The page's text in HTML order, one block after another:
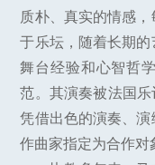
质朴、真实的情感
于乐坛，随着长期
舞台经验和心智哲
范。其演奏被法国乐
凭借出色的演奏、
作曲家指定为合作对